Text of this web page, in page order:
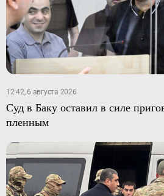
12:42, 6 августа 2026
Суд в Баку оставил в силе
пленным